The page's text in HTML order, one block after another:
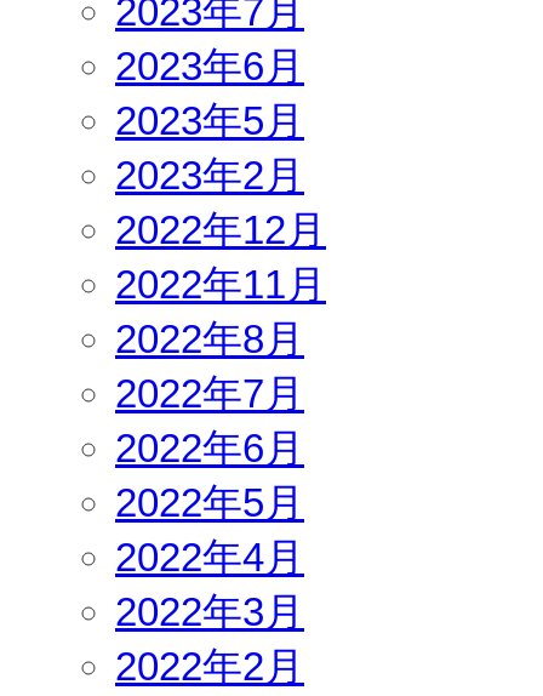
2023年7月
2023年6月
2023年5月
2023年2月
2022年12月
2022年11月
2022年8月
2022年7月
2022年6月
2022年5月
2022年4月
2022年3月
2022年2月